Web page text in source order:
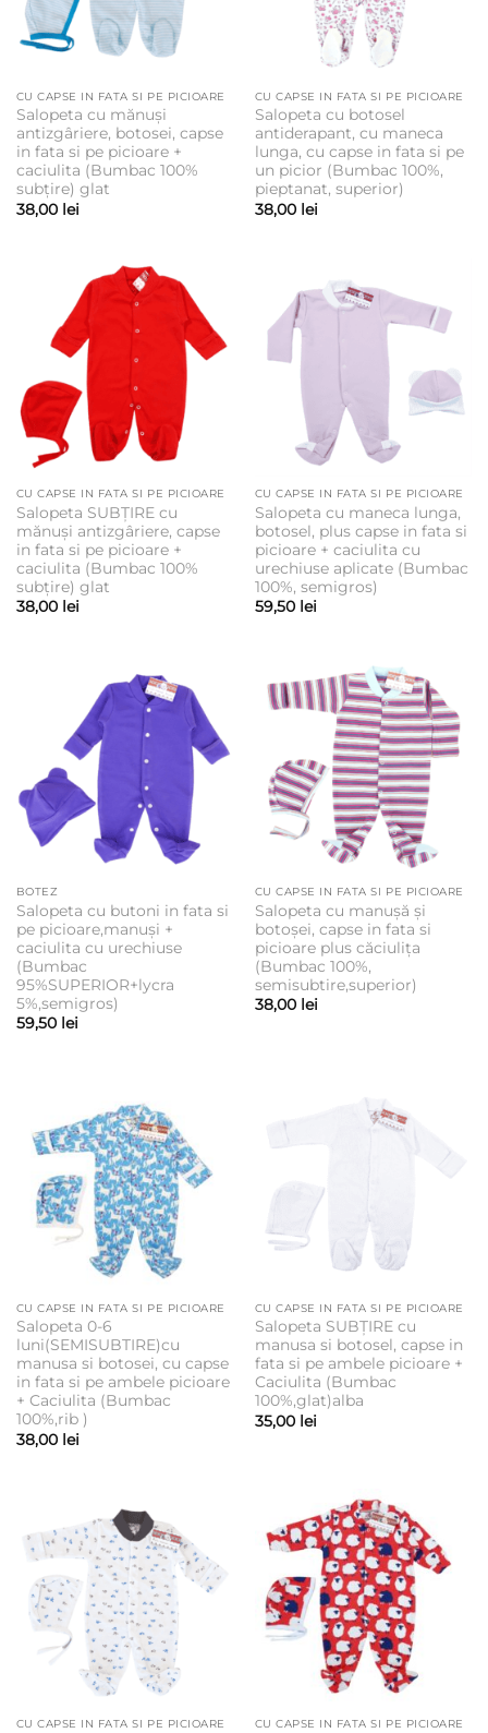
CU CAPSE IN FATA SI PE PICIOARE
Salopeta cu mănuși
antizgâriere, botosei, capse
in fata si pe picioare +
caciulita (Bumbac 100%
subțire) glat
38,00 lei
CU CAPSE IN FATA SI PE PICIOARE
Salopeta cu botosel
antiderapant, cu maneca
lunga, cu capse in fata si pe
un picior (Bumbac 100%,
pieptanat, superior)
38,00 lei
CU CAPSE IN FATA SI PE PICIOARE
Salopeta SUBȚIRE cu
mănuși antizgâriere, capse
in fata si pe picioare +
caciulita (Bumbac 100%
subțire) glat
38,00 lei
CU CAPSE IN FATA SI PE PICIOARE
Salopeta cu maneca lunga,
botosel, plus capse in fata si
picioare + caciulita cu
urechiuse aplicate (Bumbac
100%, semigros)
59,50 lei
BOTEZ
Salopeta cu butoni in fata si
pe picioare,manuși +
caciulita cu urechiuse
(Bumbac
95%SUPERIOR+lycra
5%,semigros)
59,50 lei
CU CAPSE IN FATA SI PE PICIOARE
Salopeta cu manușă și
botoșei, capse in fata si
picioare plus căciulița
(Bumbac 100%,
semisubtire,superior)
38,00 lei
CU CAPSE IN FATA SI PE PICIOARE
Salopeta 0-6
luni(SEMISUBTIRE)cu
manusa si botosei, cu capse
in fata si pe ambele picioare
+ Caciulita (Bumbac
100%,rib )
38,00 lei
CU CAPSE IN FATA SI PE PICIOARE
Salopeta SUBȚIRE cu
manusa si botosel, capse in
fata si pe ambele picioare +
Caciulita (Bumbac
100%,glat)alba
35,00 lei
CU CAPSE IN FATA SI PE PICIOARE CU CAPSE IN FATA SI PE PICIOARE